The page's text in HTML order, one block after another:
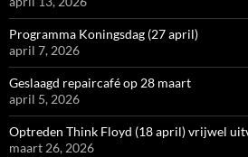
Programma Koningsdag (27 april)
april 7, 2026
Geslaagd repaircafé op 28 maart
april 5, 2026
Optreden Think Floyd (18 april) vrijwel
maart 26, 2026